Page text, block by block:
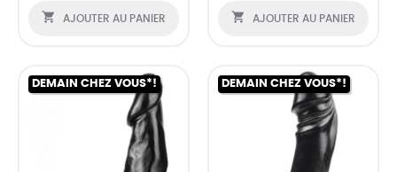
 AJOUTER AU PANIER  AJOUTER AU PANIER
DEMAIN CHEZ VOUS*! DEMAIN CHEZ VOUS*!